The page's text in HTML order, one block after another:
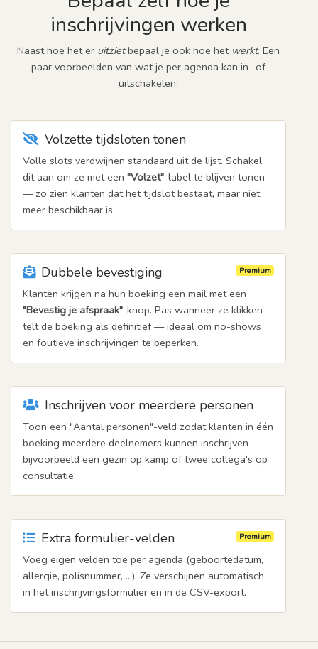
inschrijvingen werken
Naast hoe het er uitzietbepaal je ook hoe het werkt. Een
paar voorbeelden van wat je per agenda kan in- of
uitschakelen:
Volzette tijdsloten tonen
Volle slots verdwijnen standaard uit de lijst. Schakel
dit aan om ze met een "Volzet"-label te blijven tonen
— zo zien klanten dat het tijdslot bestaat, maar niet
meer beschikbaar is.
Dubbele bevestiging Premium
Klanten krijgen na hun boeking een mail met een
"Bevestig je afspraak"-knop. Pas wanneer ze klikken
telt de boeking als definitief — ideaal om no-shows
en foutieve inschrijvingen te beperken.
Inschrijven voor meerdere personen
Toon een "Aantal personen"-veld zodat klanten in één
boeking meerdere deelnemers kunnen inschrijven —
bijvoorbeeld een gezin op kamp of twee collega's op
consultatie.
Extra formulier-velden Premium
Voeg eigen velden toe per agenda (geboortedatum,
allergie, polisnummer, …). Ze verschijnen automatisch
in het inschrijvingsformulier en in de CSV-export.